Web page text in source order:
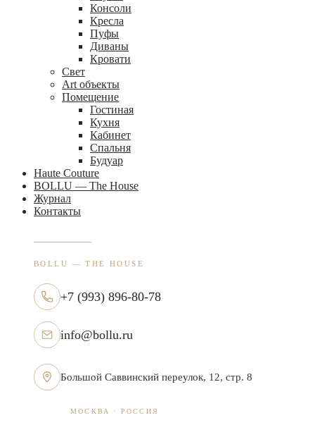
Консоли
Кресла
Пуфы
Диваны
Кровати
Свет
Art объекты
Помещение
Гостиная
Кухня
Кабинет
Спальня
Будуар
Haute Couture
BOLLU — The House
Журнал
Контакты
BOLLU — THE HOUSE
+7 (993) 896-80-78
info@bollu.ru
Большой Саввинский переулок, 12, стр. 8
МОСКВА · РОССИЯ